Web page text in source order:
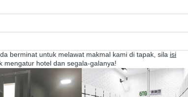
berminat untuk melawat makmal kami di tapak, sila isi
mengatur hotel dan segala-galanya!